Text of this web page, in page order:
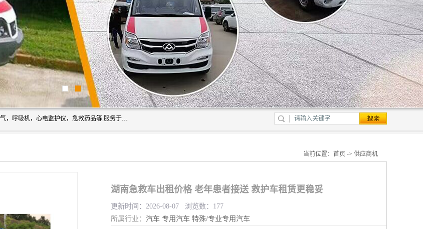
筋斗云鲲鹏(北京)健康咨询有限公司专业于救护车配备，随车医生，氧气，呼吸机，心电监护仪，急救药品等.服务于全国各省市之间伤病员和病愈者及家属的往返接送，及其他需要救护车特需服务的各项业务；承接各种会议、比赛、影视拍摄等所需的救护车服务；承接跨各省市救护*、救护车送病人到机场和火车站等各个指定区域。
当前位置： 首页 -> 供应商机
湖南急救车出租价格 老年患者接送 救护车租赁更稳妥
更新时间：2026-08-07 浏览数：177
所属行业： 汽车 专用汽车 特殊/专业专用汽车